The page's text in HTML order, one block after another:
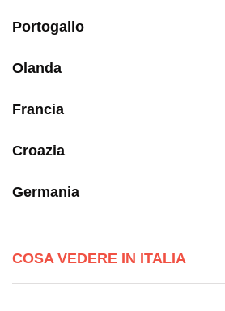
Portogallo
Olanda
Francia
Croazia
Germania
COSA VEDERE IN ITALIA